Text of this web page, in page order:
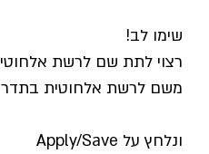
שימו לב!
משם לרשת אלחוטית בתדר 2.4G
ונלחץ על Apply/Save